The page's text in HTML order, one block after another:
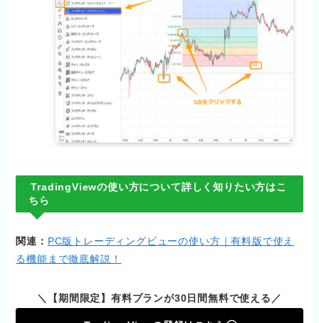
TradingViewの使い方について詳しく知りたい方はこ
ちら
関連： PC版トレーディングビューの使い方｜有料版で使え
る機能まで徹底解説！
＼【期間限定】有料プランが30日間無料で使える／